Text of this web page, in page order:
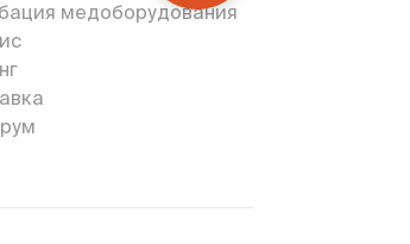
медоборудования